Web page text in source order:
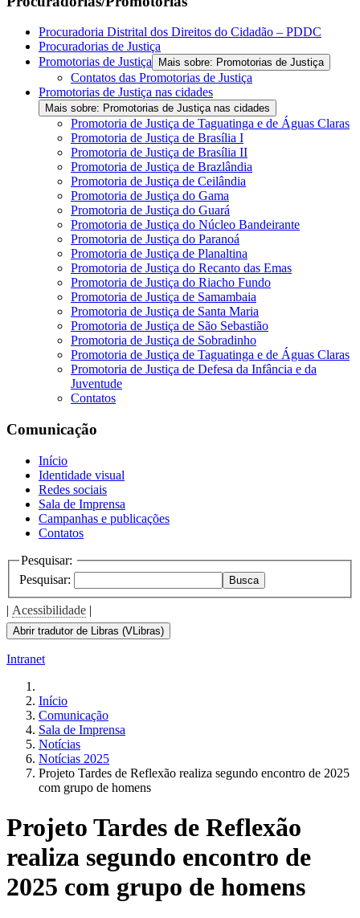
Procuradoria Distrital dos Direitos do Cidadão – PDDC
Procuradorias de Justiça
Promotorias de Justiça
Mais sobre: Promotorias de Justiça
Contatos das Promotorias de Justiça
Promotorias de Justiça nas cidades
Mais sobre: Promotorias de Justiça nas cidades
Promotoria de Justiça de Taguatinga e de Águas Claras
Promotoria de Justiça de Brasília I
Promotoria de Justiça de Brasília II
Promotoria de Justiça de Brazlândia
Promotoria de Justiça de Ceilândia
Promotoria de Justiça do Gama
Promotoria de Justiça do Guará
Promotoria de Justiça do Núcleo Bandeirante
Promotoria de Justiça do Paranoá
Promotoria de Justiça de Planaltina
Promotoria de Justiça do Recanto das Emas
Promotoria de Justiça do Riacho Fundo
Promotoria de Justiça de Samambaia
Promotoria de Justiça de Santa Maria
Promotoria de Justiça de São Sebastião
Promotoria de Justiça de Sobradinho
Promotoria de Justiça de Taguatinga e de Águas Claras
Promotoria de Justiça de Defesa da Infância e da
Juventude
Contatos
Comunicação
Início
Identidade visual
Redes sociais
Sala de Imprensa
Campanhas e publicações
Contatos
Pesquisar:
Pesquisar:
Busca
| Acessibilidade |
Abrir tradutor de Libras (VLibras)
Intranet
Início
Comunicação
Sala de Imprensa
Notícias
Notícias 2025
Projeto Tardes de Reflexão realiza segundo encontro de 2025
com grupo de homens
Projeto Tardes de Reflexão
realiza segundo encontro de
2025 com grupo de homens